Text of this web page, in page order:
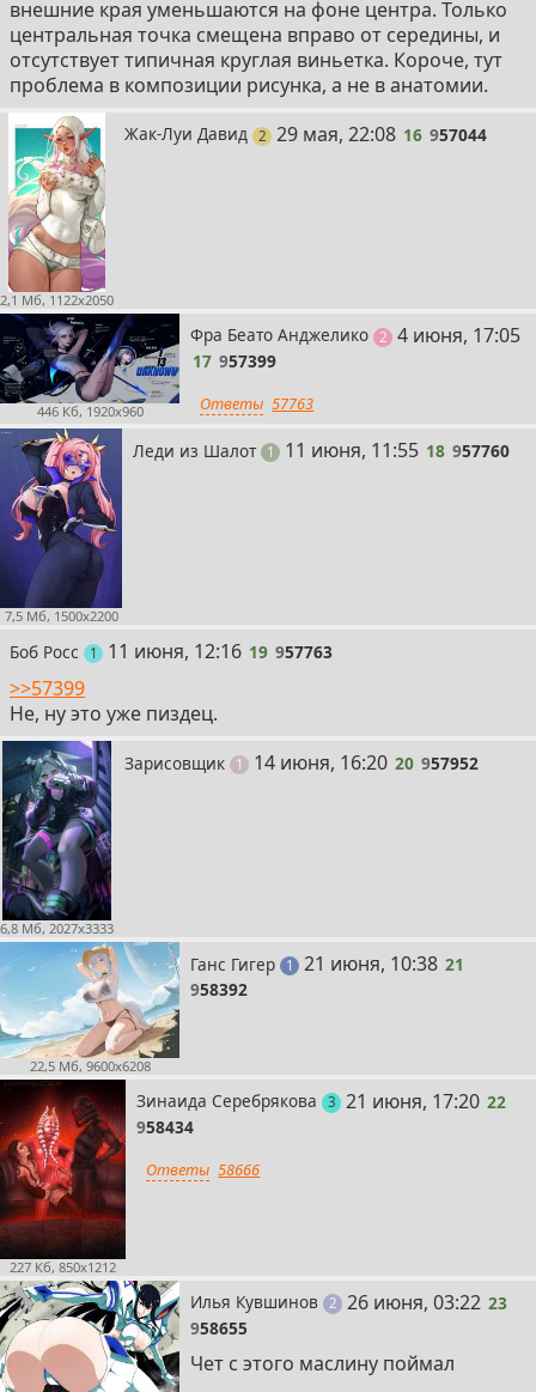
внешние края уменьшаются на фоне центра. Только
центральная точка смещена вправо от середины, и
отсутствует типичная круглая виньетка. Короче, тут
проблема в композиции рисунка, а не в анатомии.
2,1 Мб, 1122x2050
Жак-Луи Давид 2поста
16
29 мая, 22:08 16 957044
446 Кб, 1920x960
Фра Беато Анджелико 2поста
17
4 июня, 17:05
17 957399
Ответы 57763
7,5 Мб, 1500x2200
Леди из Шалот 1 пост
18
11 июня, 11:55 18 957760
Боб Росс 1 пост
19
11 июня, 12:16 19 957763
>>57399
Не, ну это уже пиздец.
6,8 Мб, 2027x3333
Зарисовщик 1 пост
20
14 июня, 16:20 20 957952
22,5 Мб, 9600x6208
Ганс Гигер 1 пост
21
21 июня, 10:38 21
958392
227 Кб, 850x1212
Зинаида Серебрякова 3поста
22
21 июня, 17:20 22
958434
Ответы 58666
Илья Кувшинов 2поста
23
26 июня, 03:22 23
958655
Чет с этого маслину поймал